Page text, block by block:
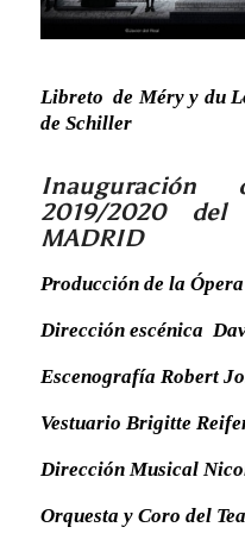
Libreto de Méry y du
de Schiller
2019/2020 del
MADRID
Producción de la
Dirección escénica
Escenografía Robert
Vestuario Brigitte
Dirección Musical
Orquesta y Coro del